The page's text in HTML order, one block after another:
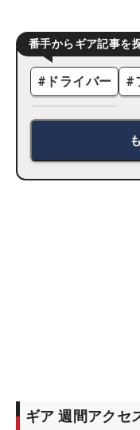
番手からギア記事を
# ドライバー #
ギア 週間アクセ